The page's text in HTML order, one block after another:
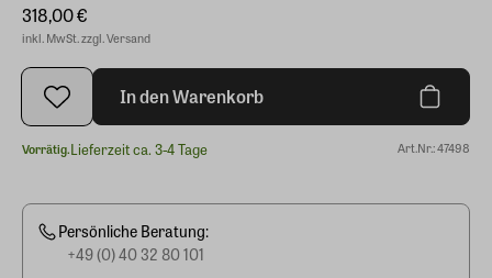
318,00 €
inkl. MwSt. zzgl. Versand
In den Warenkorb
Vorrätig.Lieferzeit ca. 3-4 Tage Art.Nr.: 47498
Persönliche Beratung:
+49 (0) 40 32 80 101